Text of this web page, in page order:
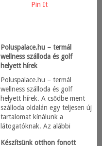
Pin It
Poluspalace.hu – termál
wellness szálloda és golf
helyett hírek
Poluspalace.hu – termál
wellness szálloda és golf
helyett hírek. A csődbe ment
szálloda oldalán egy teljesen új
tartalomat kínálunk a
látogatóknak. Az alábbi
Készítsünk otthon fonott